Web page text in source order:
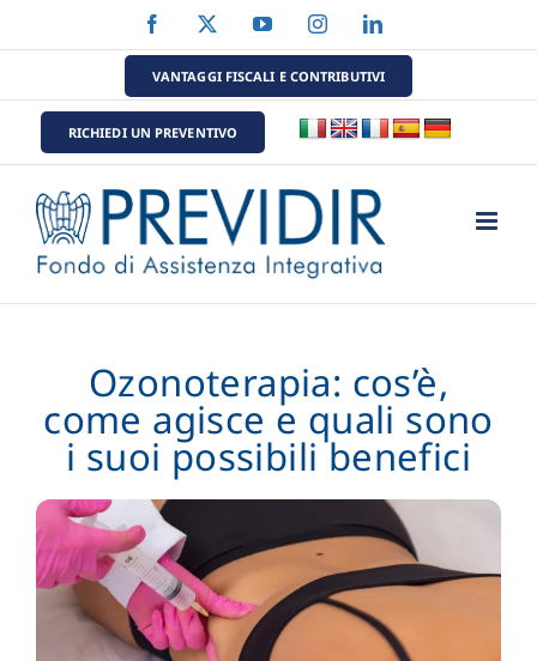
al
Facebook YouTubeInstagramLinkedIn
VANTAGGI FISCALI E CONTRIBUTIVI
RICHIEDI UN PREVENTIVO
Ozonoterapia: cos’è,
come agisce e quali sono
i suoi possibili benefici